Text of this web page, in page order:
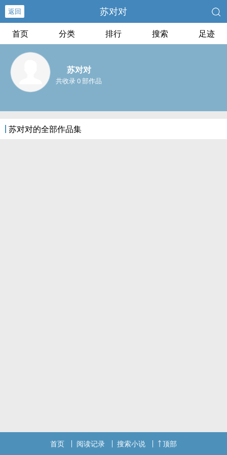
返回 苏对对
首页 分类 排行 搜索 足迹
苏对对
共收录 0 部作品
苏对对的全部作品集
首页 阅读记录 搜索小说 顶部